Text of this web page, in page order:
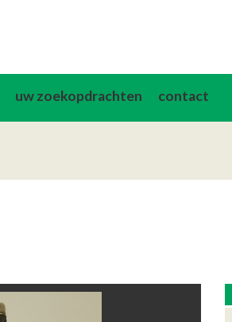
uw zoekopdrachten contact